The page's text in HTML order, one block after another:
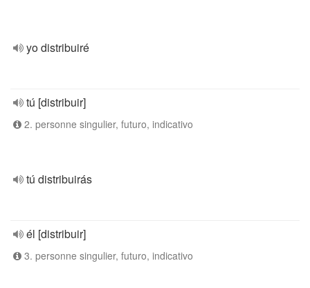
yo distribuiré
tú [distribuir]
2. personne singulier, futuro, indicativo
tú distribuirás
él [distribuir]
3. personne singulier, futuro, indicativo